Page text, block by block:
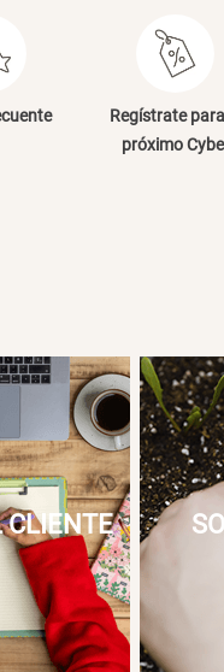
Regístrate
próximo
CLIENTE